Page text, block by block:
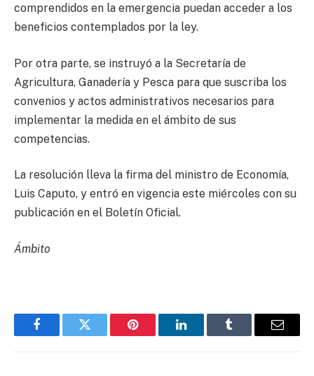
comprendidos en la emergencia puedan acceder a los
beneficios contemplados por la ley.
Por otra parte, se instruyó a la Secretaría de
Agricultura, Ganadería y Pesca para que suscriba los
convenios y actos administrativos necesarios para
implementar la medida en el ámbito de sus
competencias.
La resolución lleva la firma del ministro de Economía,
Luis Caputo, y entró en vigencia este miércoles con su
publicación en el Boletín Oficial.
Ámbito
FacebookTwitter Pinterest LinkedInTumblr Email